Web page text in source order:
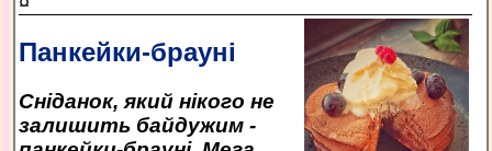
Панкейки-брауні
Сніданок, який нікого не
залишить байдужим -